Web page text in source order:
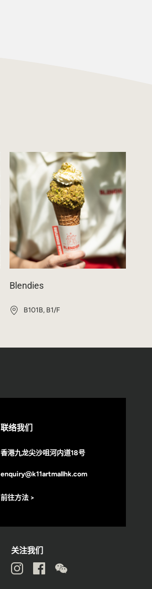
Blendies
B101B, B1/F
联络我们
香港九龙尖沙咀河内道18号
enquiry@k11artmallhk.com
前往方法 >
关注我们